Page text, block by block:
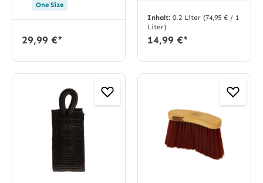
One Size
29,99 €*
Inhalt: 0.2 Liter (74,95 € / 1
Liter)
14,99 €*